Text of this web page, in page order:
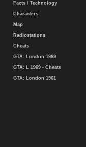
Facts / Technology
Characters
Map
Radiostations
Cheats
GTA: London 1969
GTA: L 1969 - Cheats
GTA: London 1961